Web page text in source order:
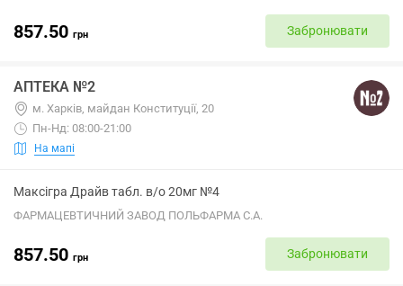
857.50 грн Забронювати
АПТЕКА №2
м. Харків, майдан Конституції, 20
Пн-Нд: 08:00-21:00
На мапі
Максігра Драйв табл. в/о 20мг №4
ФАРМАЦЕВТИЧНИЙ ЗАВОД ПОЛЬФАРМА С.А.
857.50 грн Забронювати